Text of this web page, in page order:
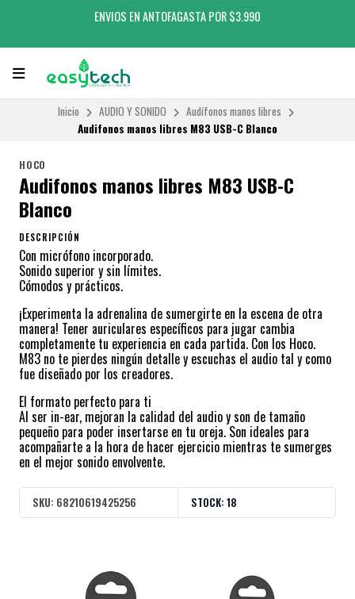
ENVIOS EN ANTOFAGASTA POR $3.990
Inicio AUDIO Y SONIDO
Audífonos manos libres
Audifonos manos libres M83 USB-C Blanco
HOCO
Audifonos manos libres M83 USB-C
Blanco
DESCRIPCIÓN
Con micrófono incorporado.
Sonido superior y sin límites.
Cómodos y prácticos.
¡Experimenta la adrenalina de sumergirte en la escena de otra
manera! Tener auriculares específicos para jugar cambia
completamente tu experiencia en cada partida. Con los Hoco.
M83 no te pierdes ningún detalle y escuchas el audio tal y como
fue diseñado por los creadores.
El formato perfecto para ti
Al ser in-ear, mejoran la calidad del audio y son de tamaño
pequeño para poder insertarse en tu oreja. Son ideales para
acompañarte a la hora de hacer ejercicio mientras te sumerges
en el mejor sonido envolvente.
SKU: 68210619425256 STOCK: 18